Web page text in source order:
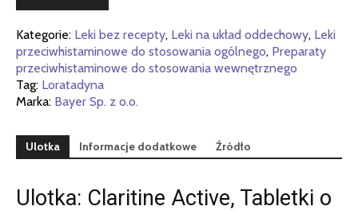
Kategorie: Leki bez recepty, Leki na układ oddechowy, Leki
przeciwhistaminowe do stosowania ogólnego, Preparaty
przeciwhistaminowe do stosowania wewnętrznego
Tag: Loratadyna
Marka: Bayer Sp. z o.o.
Ulotka Informacje dodatkowe Źródło
Ulotka: Claritine Active, Tabletki o